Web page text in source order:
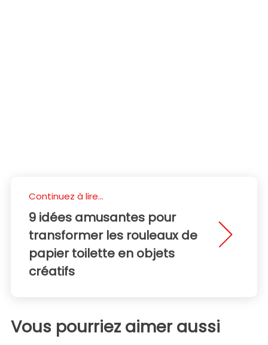
Continuez à lire...
9 idées amusantes pour
transformer les rouleaux de
papier toilette en objets
créatifs
Vous pourriez aimer aussi